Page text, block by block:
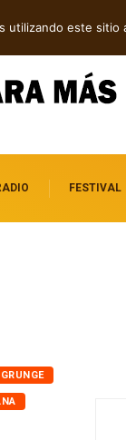
FESTIVAL
GRUNGE
utilizando este